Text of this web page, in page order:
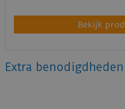
Bekijk
Extra